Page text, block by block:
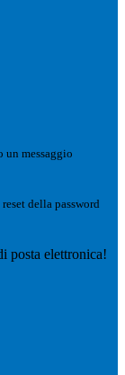
un messaggio
della password
posta elettronica!